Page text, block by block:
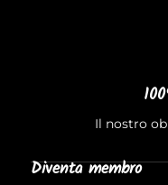
Il nostro
Diventa membro